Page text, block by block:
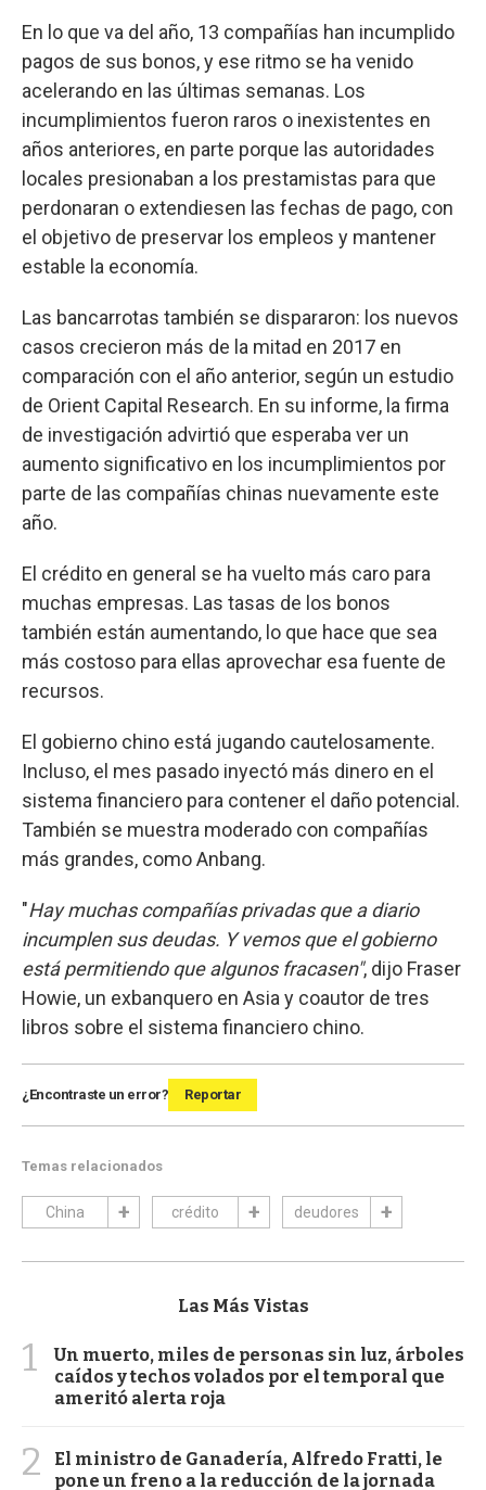
En lo que va del año, 13 compañías han incumplido
pagos de sus bonos, y ese ritmo se ha venido
acelerando en las últimas semanas. Los
incumplimientos fueron raros o inexistentes en
años anteriores, en parte porque las autoridades
locales presionaban a los prestamistas para que
perdonaran o extendiesen las fechas de pago, con
el objetivo de preservar los empleos y mantener
estable la economía.
Las bancarrotas también se dispararon: los nuevos
casos crecieron más de la mitad en 2017 en
comparación con el año anterior, según un estudio
de Orient Capital Research. En su informe, la firma
de investigación advirtió que esperaba ver un
aumento significativo en los incumplimientos por
parte de las compañías chinas nuevamente este
año.
El crédito en general se ha vuelto más caro para
muchas empresas. Las tasas de los bonos
también están aumentando, lo que hace que sea
más costoso para ellas aprovechar esa fuente de
recursos.
El gobierno chino está jugando cautelosamente.
Incluso, el mes pasado inyectó más dinero en el
sistema financiero para contener el daño potencial.
También se muestra moderado con compañías
más grandes, como Anbang.
"Hay muchas compañías privadas que a diario
incumplen sus deudas. Y vemos que el gobierno
está permitiendo que algunos fracasen", dijo Fraser
Howie, un exbanquero en Asia y coautor de tres
libros sobre el sistema financiero chino.
¿Encontraste un error? Reportar
Temas relacionados
China crédito deudores
Las Más Vistas
1
Un muerto, miles de personas sin luz, árboles
caídos y techos volados por el temporal que
ameritó alerta roja
2
El ministro de Ganadería, Alfredo Fratti, le
pone un freno a la reducción de la jornada